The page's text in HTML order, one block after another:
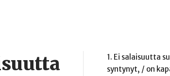
1. Ei salaisuutta
syntynyt, / on